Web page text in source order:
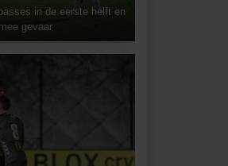
in de eerste helft en
gevaar